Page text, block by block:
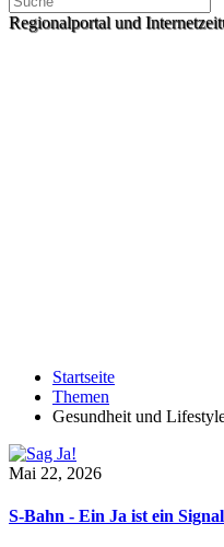
Regionalportal und
Startseite
Themen
Gesundheit und
Mai 22, 2026
S-Bahn - Ein Ja ist ein